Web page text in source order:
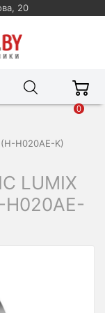
20
0
H020AE-K)
LUMIX
H020AE-